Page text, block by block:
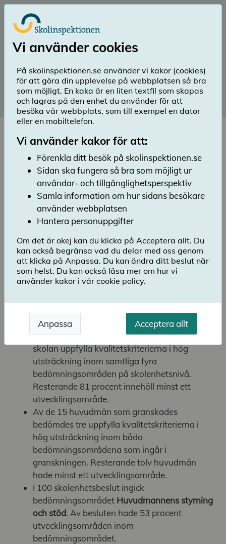
Till huvudinnehåll
searchSök
Publicerad: 5 mars 2024
Planerad
kvalitetsgranskning 2023
Lyssna
Skolinspektionen har fattat totalt 425 beslut
inom planerad kvalitetsgranskning under
2023. Nedan redovisar vi en sammanfattning
av statistiken från inspektionsformen.
Statistiktabeller 2023
Planerad kvalitetsgranskning 2023 (Excel)
Totalt har 425 beslut fattats
kvalitetsgranskning under 2023, varav 410
skolenhetsbeslut och 15 huvudmannabeslut.
I 19 procent av skolenhetsbesluten bedömdes
skolan uppfylla kvalitetskriterierna i hög
utsträckning inom samtliga fyra
bedömningsområden på skolenhetsnivå.
Resterande 81 procent innehöll minst ett
utvecklingsområde.
Av de 15 huvudmän som granskades
bedömdes tre uppfylla kvalitetskriterierna i
hög utsträckning inom båda
bedömningsområdena som ingår i
granskningen. Resterande tolv huvudmän
hade minst ett utvecklingsområde.
I 100 skolenhetsbeslut ingick
bedömningsområdet Huvudmannens styrning
och stöd. Av besluten hade 53 procent
utvecklingsområden inom
bedömningsområdet.
Vi använder cookies
På skolinspektionen.se använder vi kakor (cookies)
för att göra din upplevelse på webbplatsen så bra
som möjligt. En kaka är en liten textfil som skapas
och lagras på den enhet du använder för att
besöka vår webbplats, som till exempel en dator
eller en mobiltelefon.
Vi använder kakor för att:
Förenkla ditt besök på skolinspektionen.se
Sidan ska fungera så bra som möjligt ur
användar- och tillgänglighetsperspektiv
Samla information om hur sidans besökare
använder webbplatsen
Hantera personuppgifter
Om det är okej kan du klicka på Acceptera allt. Du
kan också begränsa vad du delar med oss genom
att klicka på Anpassa. Du kan ändra ditt beslut när
som helst. Du kan också läsa mer om hur vi
använder kakor i vår cookie policy.
Anpassa Acceptera allt